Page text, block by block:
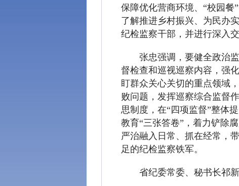
保障优化营商环境、“校园
了解推进乡村振兴、为民办
纪检监察干部，并进行深入交
张忠强调，要健全政治
督检查和巡视巡察内容，强
盯群众关心关切的重点领域
败问题，发挥巡察综合监督
思制度，在“四项监督”整体
教育“三张答卷”，着力铲除
严治融入日常、抓在经常，
足的纪检监察铁军。
省纪委常委、秘书长祁